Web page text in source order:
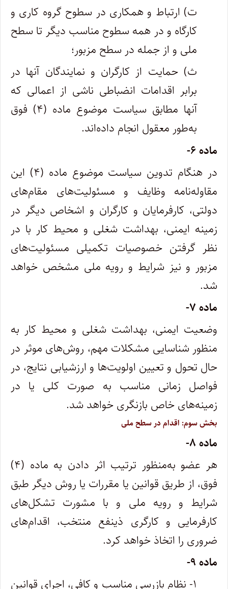
ت) ارتباط و همکاری در سطوح گروه کاری و
کارگاه و در همه سطوح مناسب دیگر تا سطح
ملی و از جمله در سطح مزبور؛
ث) حمایت از کارگران و نمایندگان آنها در
برابر اقدامات انضباطی ناشی از اعمالی که
آنها مطابق سیاست موضوع ماده (۴) فوق
به‌طور معقول انجام داده‌اند.
ماده ۶-
در هنگام تدوین سیاست موضوع ماده (۴) این
مقاوله‌نامه وظایف و مسئولیت‌های مقام‌های
دولتی، کارفرمایان و کارگران و اشخاص دیگر در
زمینه ایمنی، بهداشت شغلی و محیط کار با در
نظر گرفتن خصوصیات تکمیلی مسئولیت‌های
مزبور و نیز شرایط و رویه ملی مشخص خواهد
شد.
ماده ۷-
وضعیت ایمنی، بهداشت شغلی و محیط کار به
منظور شناسایی مشکلات مهم، روش‌های موثر در
حال تحول و تعیین اولویت‌ها و ارزشیابی نتایج، در
فواصل زمانی مناسب به صورت کلی یا در
زمینه‌های خاص بازنگری خواهد شد.
بخش سوم: اقدام در سطح ملی
ماده ۸-
هر عضو به‌منظور ترتیب اثر دادن به ماده (۴)
فوق، از طریق قوانین یا مقررات یا روش دیگر طبق
شرایط و رویه ملی و با مشورت تشکل‌های
کارفرمایی و کارگری ذینفع منتخب، اقدام‌های
ضروری را اتخاذ خواهد کرد.
ماده ۹-
۱- نظام بازرسی مناسب و کافی، اجرای قوانین